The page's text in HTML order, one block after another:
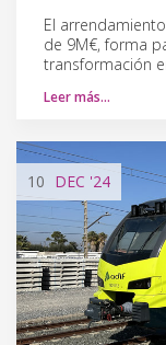
El
de 9M€, forma
transformación
Leer más…
10 DEC '24